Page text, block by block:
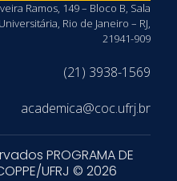
Ramos, 149 – Bloco B, Sala
Rio de Janeiro – RJ,
21941-909
(21) 3938-1569
academica@coc.ufrj.br
PROGRAMA DE
UFRJ © 2026